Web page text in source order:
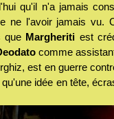
qu'il n'a jamais
ne l'avoir jamais vu.
que Margheriti est
comme
est en guerre
idée en tête,